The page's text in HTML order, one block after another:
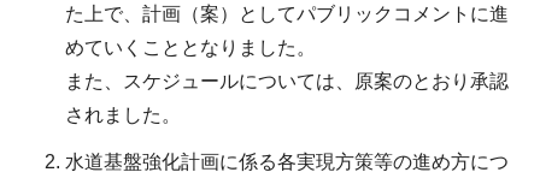
た上で、計画（案）としてパブリックコメントに進
めていくこととなりました。
また、スケジュールについては、原案のとおり承認
されました。
水道基盤強化計画に係る各実現方策等の進め方につ